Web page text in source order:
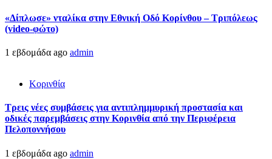
«Δίπλωσε» νταλίκα στην Εθνική Oδό Κορίνθου – Τριπόλεως
(video-φώτο)
1 εβδομάδα ago admin
Κορινθία
Τρεις νέες συμβάσεις για αντιπλημμυρική προστασία και
οδικές παρεμβάσεις στην Κορινθία από την Περιφέρεια
Πελοποννήσου
1 εβδομάδα ago admin